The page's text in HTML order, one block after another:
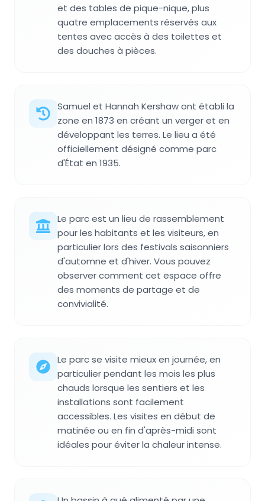
et des tables de pique-nique, plus
quatre emplacements réservés aux
tentes avec accès à des toilettes et
des douches à pièces.
Samuel et Hannah Kershaw ont établi la
zone en 1873 en créant un verger et en
développant les terres. Le lieu a été
officiellement désigné comme parc
d'État en 1935.
Le parc est un lieu de rassemblement
pour les habitants et les visiteurs, en
particulier lors des festivals saisonniers
d'automne et d'hiver. Vous pouvez
observer comment cet espace offre
des moments de partage et de
convivialité.
Le parc se visite mieux en journée, en
particulier pendant les mois les plus
chauds lorsque les sentiers et les
installations sont facilement
accessibles. Les visites en début de
matinée ou en fin d'après-midi sont
idéales pour éviter la chaleur intense.